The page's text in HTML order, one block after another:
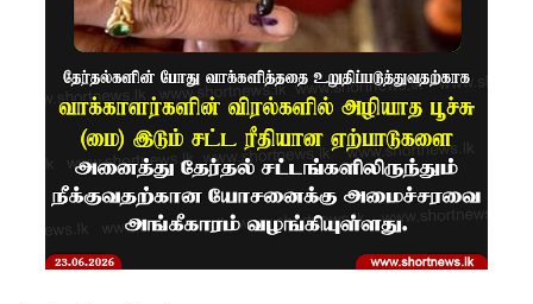
உயர்வு
நான்கு
மாவட்டங்
களுக்கு
மண்சரிவு
அபாய